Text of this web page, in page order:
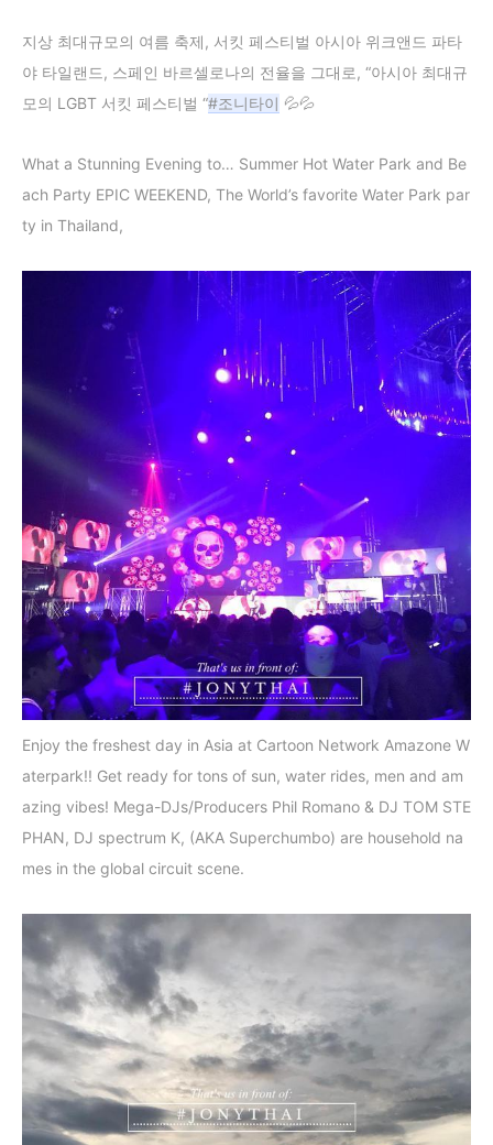
지상 최대규모의 여름 축제, 서킷 페스티벌 아시아 위크앤드 파타
야 타일랜드, 스페인 바르셀로나의 전율을 그대로, “아시아 최대규
모의 LGBT 서킷 페스티벌 “#조니타이 💦💦
What a Stunning Evening to… Summer Hot Water Park and Be
ach Party EPIC WEEKEND, The World’s favorite Water Park par
ty in Thailand,
Enjoy the freshest day in Asia at Cartoon Network Amazone W
aterpark!! Get ready for tons of sun, water rides, men and am
azing vibes! Mega-DJs/Producers Phil Romano & DJ TOM STE
PHAN, DJ spectrum K, (AKA Superchumbo) are household na
mes in the global circuit scene.